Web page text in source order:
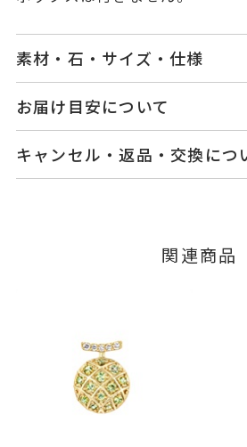
素材・石・サイズ・仕様
品番
素材
K10イエローゴ
石
バイオレット
※石の色味には
縦：約11mm
約2mm
お届け目安について
せ。
ご注文およびご入金確認後、
■お届け目安が「3営業日以内
発送いたします。
■お届け目安が「約1ヶ月半以
ご注文いただいてから在庫
キャンセル・返品・交換につ
ージの購入履歴一覧よりご注
メンバーシップ未登録のお
わせフォームよりご連絡くだ
返品・交換以下の場合、商品
関連商品